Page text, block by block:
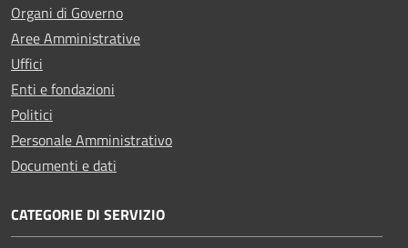
Organi di Governo
Aree Amministrative
Uffici
Enti e fondazioni
Politici
Personale Amministrativo
Documenti e dati
CATEGORIE DI SERVIZIO